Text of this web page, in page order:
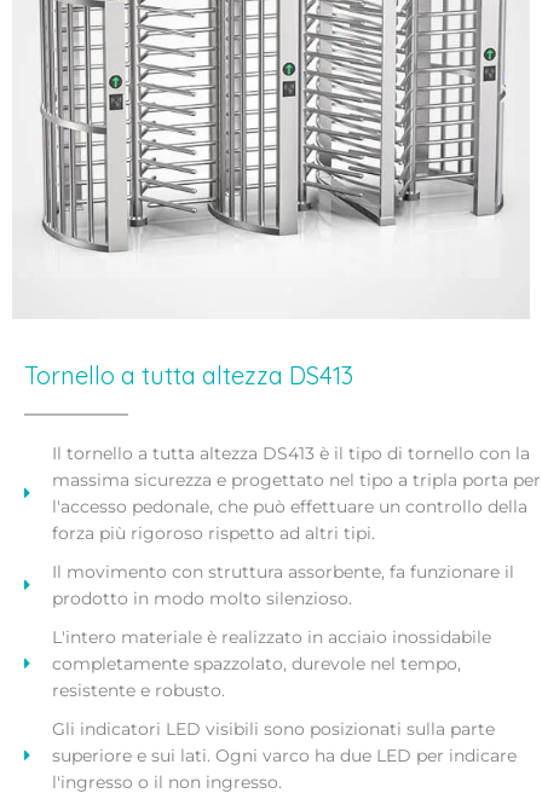
Tornello a tutta altezza DS413
Il tornello a tutta altezza DS413 è il tipo di tornello con la
massima sicurezza e progettato nel tipo a tripla porta per
l'accesso pedonale, che può effettuare un controllo della
forza più rigoroso rispetto ad altri tipi.
Il movimento con struttura assorbente, fa funzionare il
prodotto in modo molto silenzioso.
L'intero materiale è realizzato in acciaio inossidabile
completamente spazzolato, durevole nel tempo,
resistente e robusto.
Gli indicatori LED visibili sono posizionati sulla parte
superiore e sui lati. Ogni varco ha due LED per indicare
l'ingresso o il non ingresso.